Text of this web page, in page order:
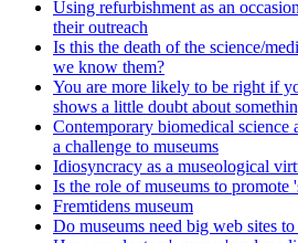
Using refurbishment as an
their outreach
Is this the death of the science/
we know them?
You are more likely to be right if
shows a little doubt about
Contemporary biomedical science
a challenge to museums
Idiosyncracy as a museological
Is the role of museums to promote
Fremtidens museum
Do museums need big web sites